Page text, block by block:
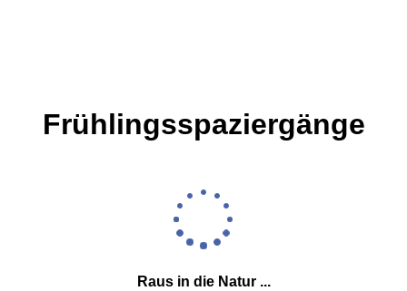
Frühlingsspaziergänge
Raus in die Natur ...